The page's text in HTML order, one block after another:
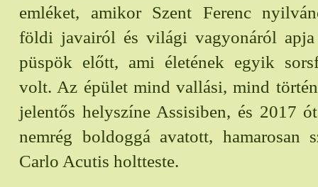
emléket, amikor Szent Ferenc
földi javairól és világi vagyonáról
püspök előtt, ami életének egyik
volt. Az épület mind vallási, mind
jelentős helyszíne Assisiben, és 2017
nemrég boldoggá avatott, hamarosan
Carlo Acutis holtteste.